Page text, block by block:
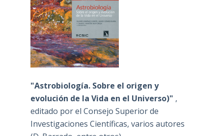
"Astrobiología. Sobre el origen y
evolución de la Vida en el Universo)" ,
editado por el Consejo Superior de
Investigaciones Científicas, varios autores